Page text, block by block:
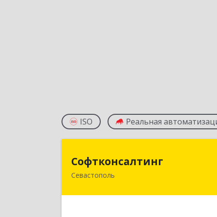
ISO Реальная
Софтконсалтинг
Севастополь
299805, Севастополь г, Тыловое с,